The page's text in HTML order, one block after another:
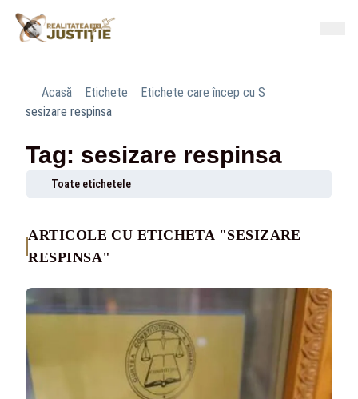
Acasă Etichete
Etichete care încep cu S
sesizare respinsa
Tag: sesizare respinsa
Toate etichetele
ARTICOLE CU ETICHETA "SESIZARE
RESPINSA"